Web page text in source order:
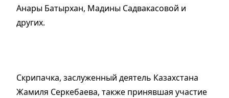
Анары Батырхан, Мадины Садвакасовой и
других.
Скрипачка, заслуженный деятель Казахстана
Жамиля Серкебаева, также принявшая участие